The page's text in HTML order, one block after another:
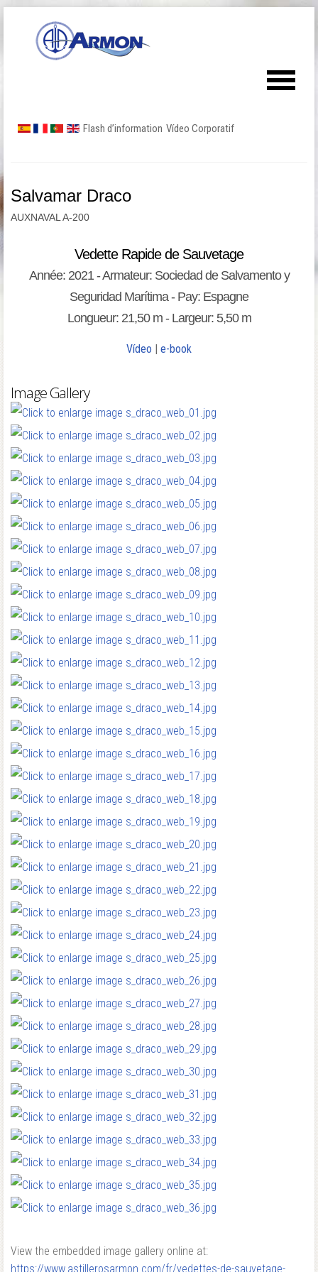
Flash d’information Vídeo Corporatif
Salvamar Draco
AUXNAVAL A-200
Vedette Rapide de Sauvetage
Année: 2021 - Armateur: Sociedad de Salvamento y
Seguridad Marítima - Pay: Espagne
Longueur: 21,50 m - Largeur: 5,50 m
Vídeo | e-book
Image Gallery
View the embedded image gallery online at:
https://www.astillerosarmon.com/fr/vedettes-de-sauvetage-